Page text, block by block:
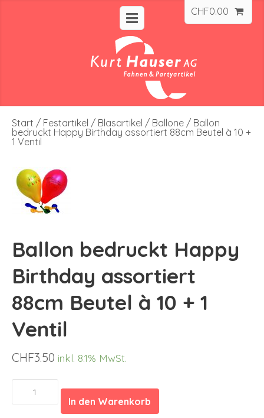
CHF0.00
Start / Festartikel / Blasartikel / Ballone / Ballon
bedruckt Happy Birthday assortiert 88cm Beutel à 10 +
1 Ventil
Ballon bedruckt Happy
Birthday assortiert
88cm Beutel à 10 + 1
Ventil
CHF3.50 inkl. 8.1% MwSt.
Ballon
bedruckt
Happy
In den Warenkorb